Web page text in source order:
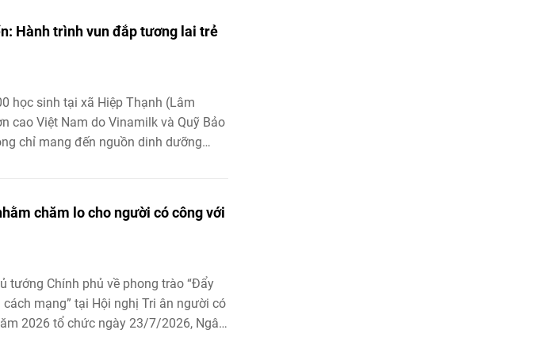
Hành trình vun đắp tương lai trẻ
học sinh tại xã Hiệp Thạnh (Lâm
cao Việt Nam do Vinamilk và Quỹ Bảo
chỉ mang đến nguồn dinh dưỡng
hội tiếp cận dinh dưỡng cho trẻ em
vọng về một thế hệ Việt Nam khỏe
chăm lo cho người có công với
tướng Chính phủ về phong trào “Đẩy
mạng” tại Hội nghị Tri ân người có
2026 tổ chức ngày 23/7/2026, Ngân